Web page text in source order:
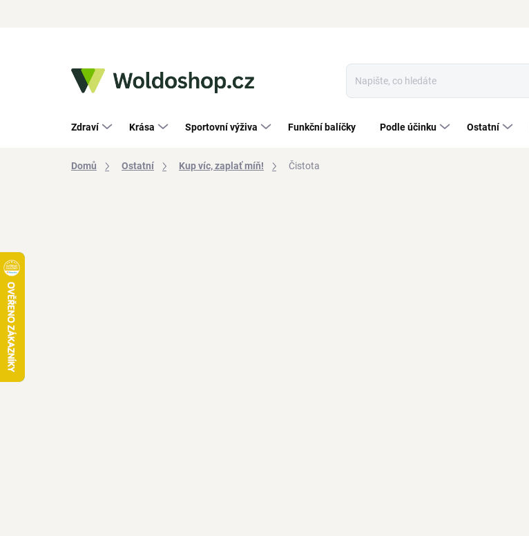
Zdraví Krása Sportovní výživa Funkční balíčky Podle účinku Ostatní
Domů Ostatní Kup víc, zaplať míň! Čistota